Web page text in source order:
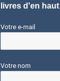
livres d'en haut
Votre e-mail
Votre nom